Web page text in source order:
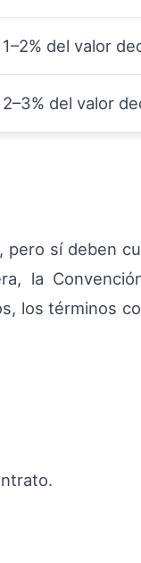
1–2% del valor
2–3% del valor
pero sí deben
la
los términos